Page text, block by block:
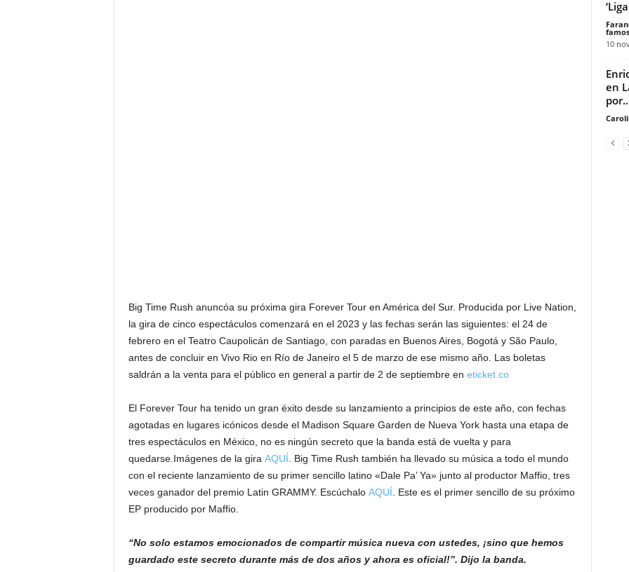
Big Time Rush anuncóa su próxima gira Forever Tour en América del Sur. Producida por Live Nation,
la gira de cinco espectáculos comenzará en el 2023 y las fechas serán las siguientes: el 24 de
febrero en el Teatro Caupolicán de Santiago, con paradas en Buenos Aires, Bogotá y São Paulo,
antes de concluir en Vivo Rio en Río de Janeiro el 5 de marzo de ese mismo año. Las boletas
saldrán a la venta para el público en general a partir de 2 de septiembre en eticket.co
El Forever Tour ha tenido un gran éxito desde su lanzamiento a principios de este año, con fechas
agotadas en lugares icónicos desde el Madison Square Garden de Nueva York hasta una etapa de
tres espectáculos en México, no es ningún secreto que la banda está de vuelta y para
quedarse.Imágenes de la gira AQUÍ . Big Time Rush también ha llevado su música a todo el mundo
con el reciente lanzamiento de su primer sencillo latino «Dale Pa’ Ya» junto al productor Maffio, tres
veces ganador del premio Latin GRAMMY. Escúchalo AQUÍ . Este es el primer sencillo de su próximo
EP producido por Maffio.
“No solo estamos emocionados de compartir música nueva con ustedes, ¡sino que hemos
guardado este secreto durante más de dos años y ahora es oficial!”. Dijo la banda.
10
en